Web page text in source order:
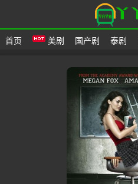
首页 美剧 国产剧 泰剧